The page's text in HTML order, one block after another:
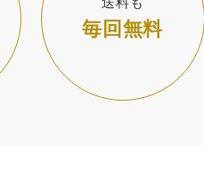
毎回無料